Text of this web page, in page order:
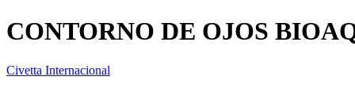
CONTORNO DE OJOS
Civetta Internacional